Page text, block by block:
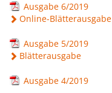
Ausgabe 6/2019
Online-Blätterausgabe
Ausgabe 5/2019
Blätterausgabe
Ausgabe 4/2019